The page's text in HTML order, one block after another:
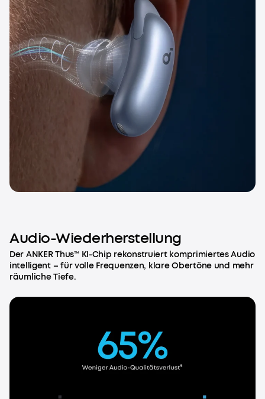
Audio-Wiederherstellung
Der ANKER Thus™ KI-Chip rekonstruiert komprimiertes Audio
intelligent – für volle Frequenzen, klare Obertöne und mehr
räumliche Tiefe.